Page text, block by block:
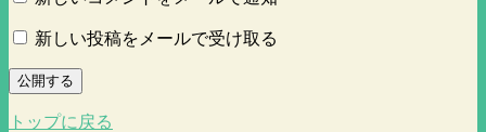
新しい投稿をメールで受け取る
公開する
トップに戻る